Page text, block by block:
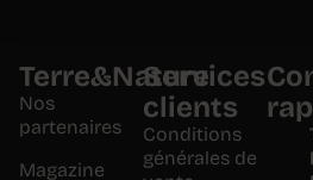
Terre&Nature
Nos
partenaires
Magazine
Services
clients
Conditions
générales de